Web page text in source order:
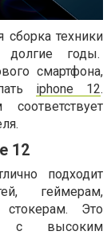
сборка техники
долгие годы.
смартфона,
iphone 12.
12
подходит
геймерам,
стокерам. Это
с высоким